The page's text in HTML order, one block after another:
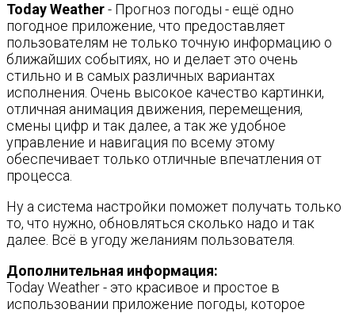
Today Weather- Прогноз погоды - ещё одно
погодное приложение, что предоставляет
пользователям не только точную информацию о
ближайших событиях, но и делает это очень
стильно и в самых различных вариантах
исполнения. Очень высокое качество картинки,
отличная анимация движения, перемещения,
смены цифр и так далее, а так же удобное
управление и навигация по всему этому
обеспечивает только отличные впечатления от
процесса.
Ну а система настройки поможет получать только
то, что нужно, обновляться сколько надо и так
далее. Всё в угоду желаниям пользователя.
Дополнительная информация:
Today Weather - это красивое и простое в
использовании приложение погоды, которое